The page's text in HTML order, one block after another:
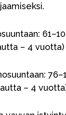
– 4 vuotta)
– 4